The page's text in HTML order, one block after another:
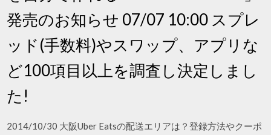
発売のお知らせ 07/07 10:00 スプレ
ッド(手数料)やスワップ、アプリな
ど100項目以上を調査し決定しまし
た!
2014/10/30 大阪Uber Eatsの配送エリアは？登録方法やクーポ